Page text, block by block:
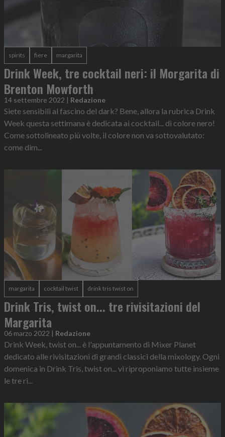
spirits fiere margarita
Drink Week, tre cocktail neri: il Morgarita di
Brenton Mowforth
14 settembre 2022 | Redazione
Siete sensibili al fascino del dark? Bene, allora la rubrica Drink
Week questa settimana è dedicata ai cocktail... di colore nero!
Come sottolineato più volte, il colore non va sottovalutato:
come dim...
margarita cocktail twist drink tris twist on
Drink Tris, twist on... tre rivisitazioni del
Margarita
06 marzo 2022 | Redazione
Drink Week, twist on... è l'appuntamento di Mixer Planet
dedicato alle rivisitazioni di grandi classici della mixology. Ogni
domenica in Drink Tris, twist on... vi riproponiamo tutte insieme
le tre ri...